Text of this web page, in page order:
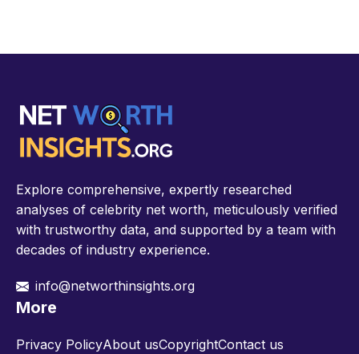
Explore comprehensive, expertly researched
analyses of celebrity net worth, meticulously verified
with trustworthy data, and supported by a team with
decades of industry experience.
info@networthinsights.org
More
Privacy PolicyAbout usCopyrightContact us